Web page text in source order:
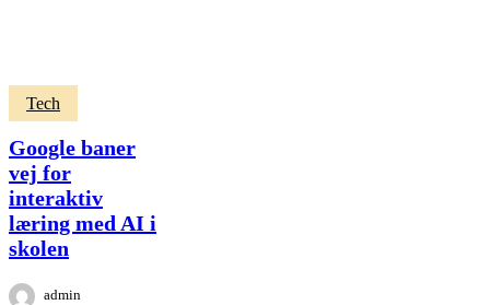
Google
baner
vej
for
interaktiv
læring
med
AI
i
skolen
Tech
Google baner
vej for
interaktiv
læring med AI i
skolen
admin